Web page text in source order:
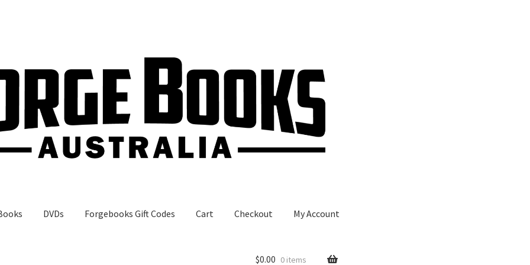
DVDs Forgebooks Gift Codes Cart Checkout My Account
$0.00 0 items